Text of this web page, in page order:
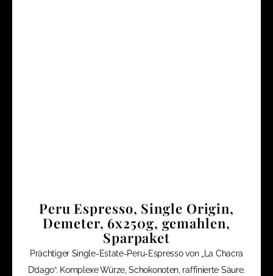
Peru Espresso, Single Origin,
Demeter, 6x250g, gemahlen,
Sparpaket
Prächtiger Single-Estate-Peru-Espresso von „La Chacra
D’dago“. Komplexe Würze, Schokonoten, raffinierte Säure.